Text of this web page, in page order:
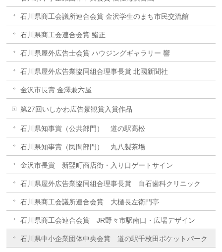
石川県商工会議所連合会賞 金沢学生のまち市民交流館
石川県商工会連合会賞 鮨正
石川県屋外広告士会賞 ハウジングギャラリー 響
石川県屋外広告業協同組合理事長賞 北國新聞社
金沢市長賞 金澤兼六屋
第27回いしかわ広告景観賞入賞作品
石川県知事賞（公共部門） 道の駅高松
石川県知事賞（民間部門） 丸八製茶場
金沢市長賞 新竪町商店街・入り口ゲートサイン
石川県屋外広告業協同組合理事長賞 白石歯科クリニック
石川県商工会議所連合会賞 大樋長左衛門亭
石川県商工会連合会賞 JR野々市駅南口・広場デザイン
石川県中小企業団体中央会賞 道の駅千枚田ポケットパーク